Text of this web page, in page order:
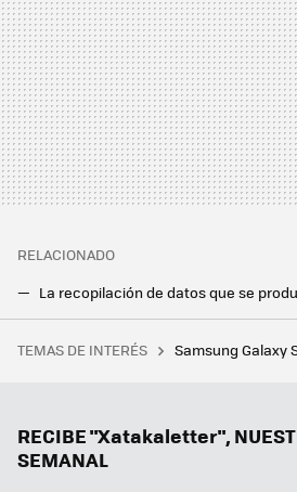
RELACIONADO
TEMAS DE INTERÉS Samsung Galaxy
RECIBE "Xatakaletter",
SEMANAL